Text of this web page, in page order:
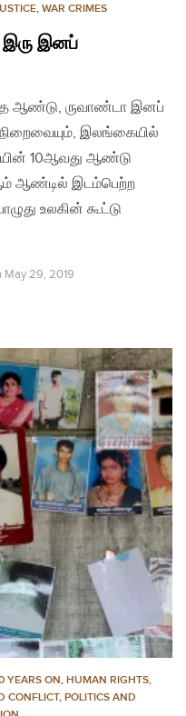
, WAR CRIMES
இரு இனப்
ஆண்டு, ருவாண்டா இனப்
இலங்கையில்
10ஆவது ஆண்டு
ஆண்டில் இடம்பெற்ற
உலகின் கூட்டு
May 29, 2019
YEARS ON, HUMAN RIGHTS,
CONFLICT, POLITICS AND